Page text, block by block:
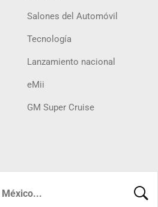
Salones del Automóvil
Tecnología
Lanzamiento nacional
eMii
GM Super Cruise